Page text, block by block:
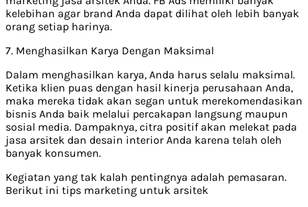
kelebihan agar brand Anda dapat dilihat oleh lebih banyak
orang setiap harinya.
7. Menghasilkan Karya Dengan Maksimal
Dalam menghasilkan karya, Anda harus selalu maksimal.
Ketika klien puas dengan hasil kinerja perusahaan Anda,
maka mereka tidak akan segan untuk merekomendasikan
bisnis Anda baik melalui percakapan langsung maupun
sosial media. Dampaknya, citra positif akan melekat pada
jasa arsitek dan desain interior Anda karena telah oleh
banyak konsumen.
Kegiatan yang tak kalah pentingnya adalah pemasaran.
Berikut ini tips marketing untuk arsitek